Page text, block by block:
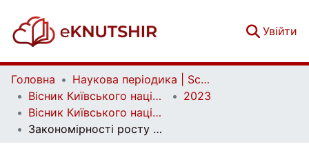
Увійти
Головна
Наукова періодика | Scientific periodicals
Вісник Київського національного університету імені Тараса Шевченка. Фізико-математичні науки | Bulletin of Taras Shevchenko National University of Kyiv. Series: Physics and Mathematics
2023
Вісник Київського національного університету імені Тараса Шевченка. Фізико-математичні науки. № 2
Закономірності росту плоских тріщин в пластинах